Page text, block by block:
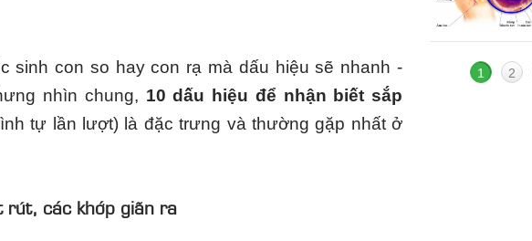
sinh con so hay con rạ mà dấu hiệu sẽ nhanh -
nhìn chung, 10 dấu hiệu để nhận biết sắp
tự lần lượt) là đặc trưng và thường gặp nhất ở
rút, các khớp giãn ra
1 2